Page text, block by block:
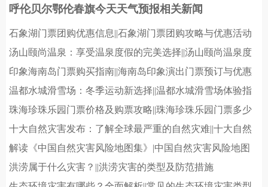
呼伦贝尔鄂伦春旗今天天气预报相关新闻
石象湖门票团购优惠信息||石象湖门票团购攻略与优惠活动
汤山颐尚温泉：享受温泉度假的完美选择||汤山颐尚温泉度
假村体验与养生价值
印象海南岛门票购买指南||海南岛印象演出门票预订与优惠
信息
温都水城滑雪场：冬季运动新选择||温都水城滑雪场体验指
南与游玩攻略
珠海珍珠乐园门票价格及购票攻略||珠海珍珠乐园门票多少
钱？最新票价和游玩指南
十大自然灾害发布：了解全球最严重的自然灾难||十大自然
灾害排名与影响分析：全球最严重的自然灾害有哪些
解读《中国自然灾害风险地图集》|中国自然灾害风险地图
集的全面分析与应用
洪涝属于什么灾害？||洪涝灾害的类型及防范措施